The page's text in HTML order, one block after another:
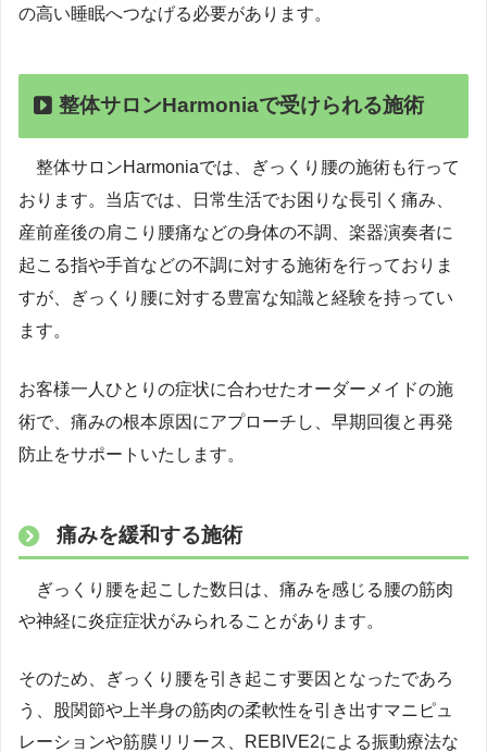
の高い睡眠へつなげる必要があります。
整体サロンHarmoniaで受けられる施術
整体サロンHarmoniaでは、ぎっくり腰の施術も行って
おります。当店では、日常生活でお困りな長引く痛み、
産前産後の肩こり腰痛などの身体の不調、楽器演奏者に
起こる指や手首などの不調に対する施術を行っておりま
すが、ぎっくり腰に対する豊富な知識と経験を持ってい
ます。
お客様一人ひとりの症状に合わせたオーダーメイドの施
術で、痛みの根本原因にアプローチし、早期回復と再発
防止をサポートいたします。
痛みを緩和する施術
ぎっくり腰を起こした数日は、痛みを感じる腰の筋肉
や神経に炎症症状がみられることがあります。
そのため、ぎっくり腰を引き起こす要因となったであろ
う、股関節や上半身の筋肉の柔軟性を引き出すマニピュ
レーションや筋膜リリース、REBIVE2による振動療法な